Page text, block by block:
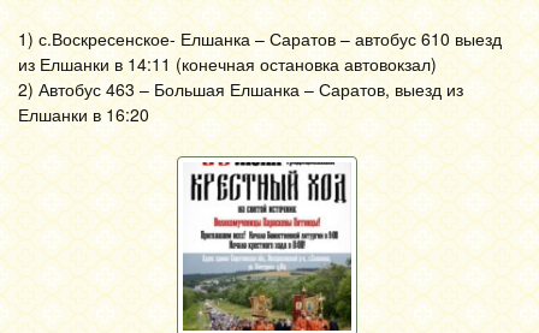
1) с.Воскресенское- Елшанка – Саратов – автобус 610 выезд
из Елшанки в 14:11 (конечная остановка автовокзал)
2) Автобус 463 – Большая Елшанка – Саратов, выезд из
Елшанки в 16:20